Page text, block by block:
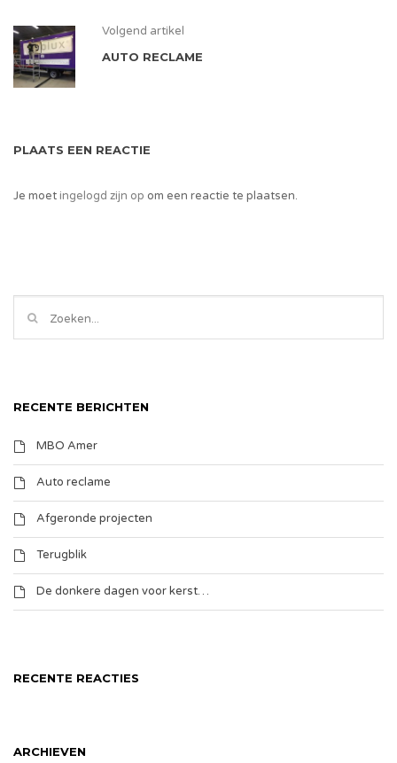
Volgend artikel
AUTO RECLAME
PLAATS EEN REACTIE
Je moetingelogd zijn op om een reactie te plaatsen.
RECENTE BERICHTEN
MBO Amer
Auto reclame
Afgeronde projecten
Terugblik
De donkere dagen voor kerst…
RECENTE REACTIES
ARCHIEVEN